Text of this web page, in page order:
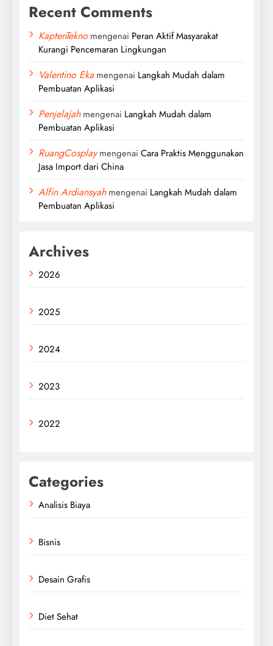
Recent Comments
KaptenTeknomengenai Peran Aktif Masyarakat
Kurangi Pencemaran Lingkungan
Valentino Eka mengenai Langkah Mudah dalam
Pembuatan Aplikasi
Penjelajahmengenai Langkah Mudah dalam
Pembuatan Aplikasi
RuangCosplaymengenai Cara Praktis Menggunakan
Jasa Import dari China
Alfin Ardiansyahmengenai Langkah Mudah dalam
Pembuatan Aplikasi
Archives
2026
2025
2024
2023
2022
Categories
Analisis Biaya
Bisnis
Desain Grafis
Diet Sehat